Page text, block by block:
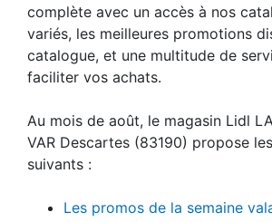
complète avec un accès à nos
variés, les meilleures promotions
catalogue, et une multitude de
faciliter vos achats.
Au mois de août, le magasin Lidl
VAR Descartes (83190) propose
suivants :
Les promos de la semaine